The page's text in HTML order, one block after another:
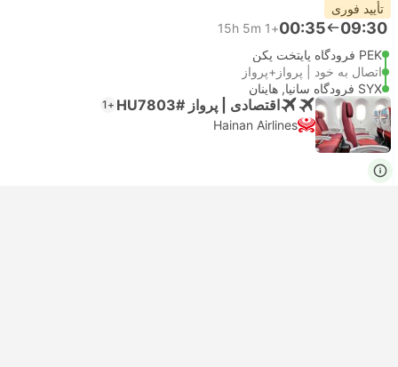
تأیید فوری
09:30
00:35
+1
15h 5m
PEK فرودگاه پایتخت پکن
اتصال به خود | پرواز+پرواز
SYX فرودگاه سانیا, هاینان
اقتصادی | پرواز #HU7803 +1
Hainan Airlines